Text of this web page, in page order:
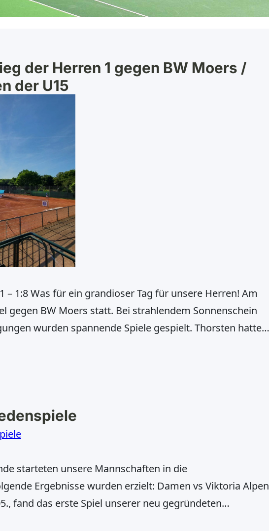
der Herren 1 gegen BW Moers /
der U15
– 1:8 Was für ein grandioser Tag für unsere Herren! Am
gegen BW Moers statt. Bei strahlendem Sonnenschein
wurden spannende Spiele gespielt. Thorsten hatte
zweiten Satz kam es
starteten unsere Mannschaften in die
Ergebnisse wurden erzielt: Damen vs Viktoria Alpen
fand das erste Spiel unserer neu gegründeten